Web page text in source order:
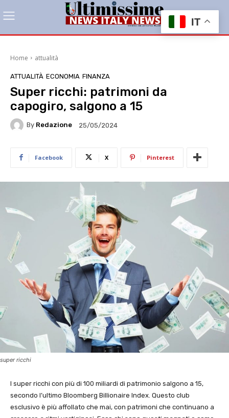
Home attualità
ATTUALITÀ ECONOMIA FINANZA
Super ricchi: patrimoni da
capogiro, salgono a 15
By Redazione 25/05/2024
Facebook X Pinterest
super ricchi
I super ricchi con più di 100 miliardi di patrimonio salgono a 15,
secondo l’ultimo Bloomberg Billionaire Index. Questo club
esclusivo è più affollato che mai, con patrimoni che continuano a
IT